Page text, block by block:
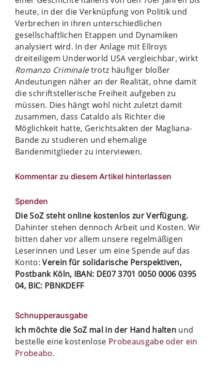
heute, in der die Verknüpfung von Politik und
Verbrechen in ihren unterschiedlichen
gesellschaftlichen Etappen und Dynamiken
analysiert wird. In der Anlage mit Ellroys
dreiteiligem Underworld USA vergleichbar, wirkt
Romanzo Criminaletrotz häufiger bloßer
Andeutungen näher an der Realität, ohne damit
die schriftstellerische Freiheit aufgeben zu
müssen. Dies hängt wohl nicht zuletzt damit
zusammen, dass Cataldo als Richter die
Möglichkeit hatte, Gerichtsakten der Magliana-
Bande zu studieren und ehemalige
Bandenmitglieder zu interviewen.
Kommentar zu diesem Artikel hinterlassen
Spenden
Die SoZ steht online kostenlos zur Verfügung.
Dahinter stehen dennoch Arbeit und Kosten. Wir
bitten daher vor allem unsere regelmäßigen
Leserinnen und Leser um eine Spende auf das
Konto:Verein für solidarische Perspektiven,
Postbank Köln, IBAN: DE07 3701 0050 0006 0395
04, BIC: PBNKDEFF
Schnupperausgabe
Ich möchte die SoZ mal in der Hand halten und
bestelle eine kostenlose Probeausgabe oder ein
Probeabo.